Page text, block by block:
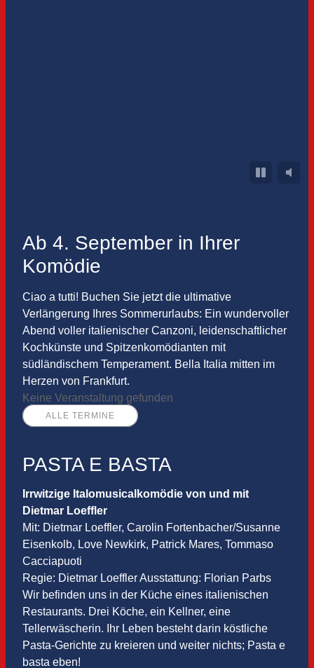
Ab 4. September in Ihrer
Komödie
Ciao a tutti! Buchen Sie jetzt die ultimative
Verlängerung Ihres Sommerurlaubs: Ein wundervoller
Abend voller italienischer Canzoni, leidenschaftlicher
Kochkünste und Spitzenkomödianten mit
südländischem Temperament. Bella Italia mitten im
Herzen von Frankfurt.
Keine Veranstaltung gefunden
ALLE TERMINE
PASTA E BASTA
Irrwitzige Italomusicalkomödie von und mit
Dietmar Loeffler
Mit: Dietmar Loeffler, Carolin Fortenbacher/Susanne
Eisenkolb, Love Newkirk, Patrick Mares, Tommaso
Cacciapuoti
Regie: Dietmar Loeffler Ausstattung: Florian Parbs
Wir befinden uns in der Küche eines italienischen
Restaurants. Drei Köche, ein Kellner, eine
Tellerwäscherin. Ihr Leben besteht darin köstliche
Pasta-Gerichte zu kreieren und weiter nichts; Pasta e
basta eben!